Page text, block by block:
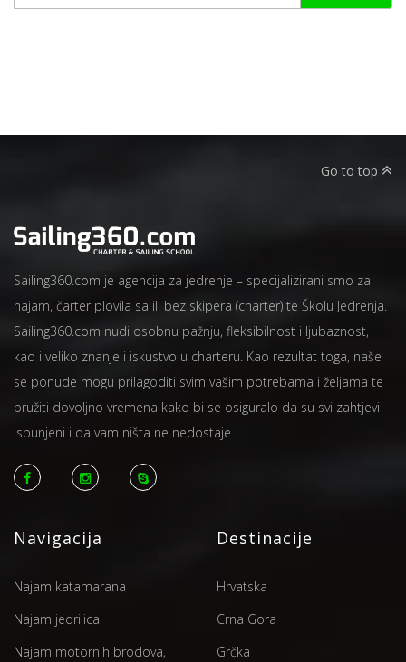
Go to top
Sailing360.com je agencija za jedrenje – specijalizirani smo za
najam, čarter plovila sa ili bez skipera (charter) te Školu Jedrenja.
Sailing360.com nudi osobnu pažnju, fleksibilnost i ljubaznost,
kao i veliko znanje i iskustvo u charteru. Kao rezultat toga, naše
se ponude mogu prilagoditi svim vašim potrebama i željama te
pružiti dovoljno vremena kako bi se osiguralo da su svi zahtjevi
ispunjeni i da vam ništa ne nedostaje.
Navigacija
Najam katamarana
Najam jedrilica
Najam motornih brodova,
Destinacije
Hrvatska
Crna Gora
Grčka